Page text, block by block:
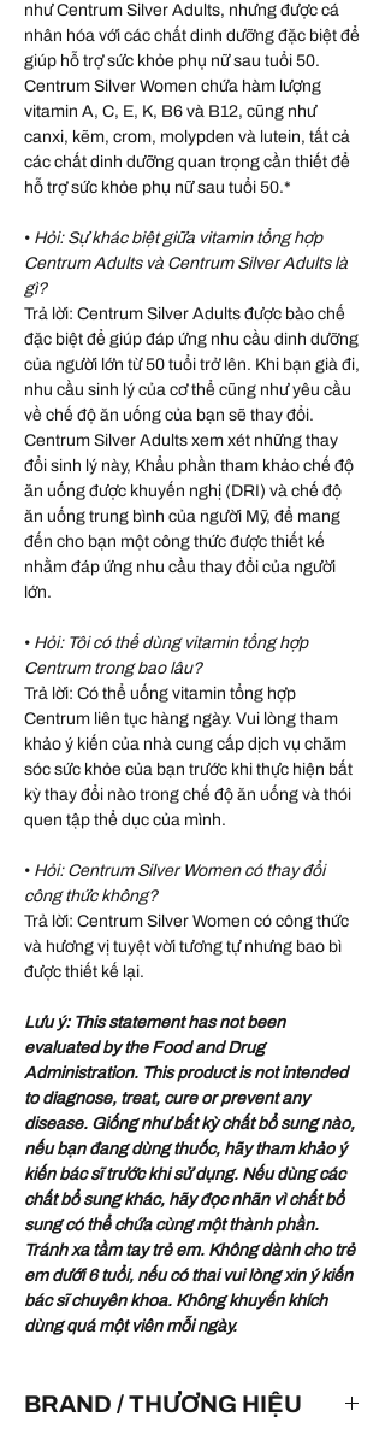
như Centrum Silver Adults, nhưng được cá
nhân hóa với các chất dinh dưỡng đặc biệt để
giúp hỗ trợ sức khỏe phụ nữ sau tuổi 50.
Centrum Silver Women chứa hàm lượng
vitamin A, C, E, K, B6 và B12, cũng như
canxi, kẽm, crom, molypden và lutein, tất cả
các chất dinh dưỡng quan trọng cần thiết để
hỗ trợ sức khỏe phụ nữ sau tuổi 50.*
• Hỏi: Sự khác biệt giữa vitamin tổng hợp
Centrum Adults và Centrum Silver Adults là
gì?
Trả lời: Centrum Silver Adults được bào chế
đặc biệt để giúp đáp ứng nhu cầu dinh dưỡng
của người lớn từ 50 tuổi trở lên. Khi bạn già đi,
nhu cầu sinh lý của cơ thể cũng như yêu cầu
về chế độ ăn uống của bạn sẽ thay đổi.
Centrum Silver Adults xem xét những thay
đổi sinh lý này, Khẩu phần tham khảo chế độ
ăn uống được khuyến nghị (DRI) và chế độ
ăn uống trung bình của người Mỹ, để mang
đến cho bạn một công thức được thiết kế
nhằm đáp ứng nhu cầu thay đổi của người
lớn.
• Hỏi: Tôi có thể dùng vitamin tổng hợp
Centrum trong bao lâu?
Trả lời: Có thể uống vitamin tổng hợp
Centrum liên tục hàng ngày. Vui lòng tham
khảo ý kiến ​​của nhà cung cấp dịch vụ chăm
sóc sức khỏe của bạn trước khi thực hiện bất
kỳ thay đổi nào trong chế độ ăn uống và thói
quen tập thể dục của mình.
• Hỏi: Centrum Silver Women có thay đổi
công thức không?
Trả lời: Centrum Silver Women có công thức
và hương vị tuyệt vời tương tự nhưng bao bì
được thiết kế lại.
Lưu ý: This statement has not been
evaluated by the Food and Drug
Administration. This product is not intended
to diagnose, treat, cure or prevent any
disease. Giống như bất kỳ chất bổ sung nào,
nếu bạn đang dùng thuốc, hãy tham khảo ý
kiến ​​bác sĩ trước khi sử dụng. Nếu dùng các
chất bổ sung khác, hãy đọc nhãn vì chất bổ
sung có thể chứa cùng một thành phần.
Tránh xa tầm tay trẻ em. Không dành cho trẻ
em dưới 6 tuổi, nếu có thai vui lòng xin ý kiến
bác sĩ chuyên khoa. Không khuyến khích
dùng quá một viên mỗi ngày.
BRAND / THƯƠNG HIỆU